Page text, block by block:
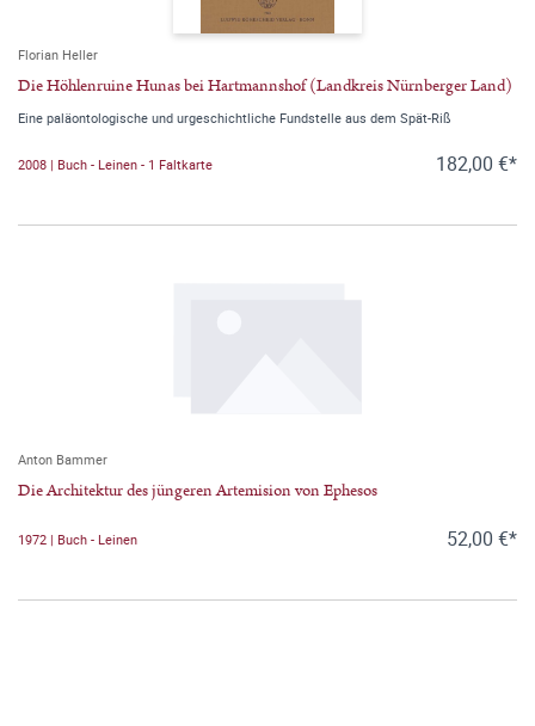
Florian Heller
Die Höhlenruine Hunas bei Hartmannshof (Landkreis Nürnberger Land)
Eine paläontologische und urgeschichtliche Fundstelle aus dem Spät-Riß
2008 | Buch - Leinen - 1 Faltkarte 182,00 €*
Anton Bammer
Die Architektur des jüngeren Artemision von Ephesos
1972 | Buch - Leinen 52,00 €*